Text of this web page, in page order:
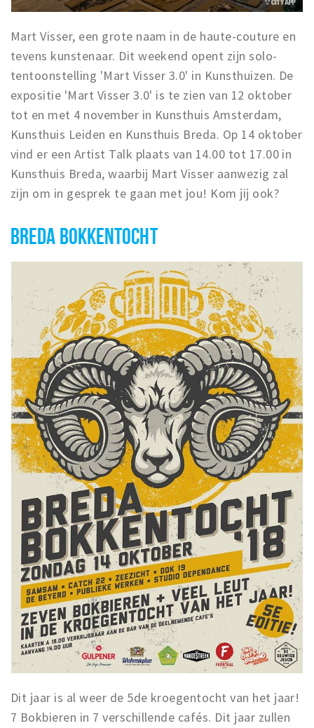
Mart Visser, een grote naam in de haute-couture en
tevens kunstenaar. Dit weekend opent zijn solo-
tentoonstelling 'Mart Visser 3.0' in Kunsthuizen. De
expositie 'Mart Visser 3.0' is te zien van 12 oktober
tot en met 4 november in Kunsthuis Amsterdam,
Kunsthuis Leiden en Kunsthuis Breda. Op 14 oktober
vind er een Artist Talk plaats van 14.00 tot 17.00 in
Kunsthuis Breda, waarbij Mart Visser aanwezig zal
zijn om in gesprek te gaan met jou! Kom jij ook?
BREDA BOKKENTOCHT
Dit jaar is al weer de 5de kroegentocht van het jaar!
7 Bokbieren in 7 verschillende cafés. Dit jaar zullen